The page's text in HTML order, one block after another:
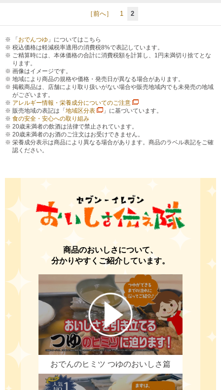
パウダースペース ラブン（店舗限定）
ソフトバンクギフト
［前へ］ 1 2
「 おでんつゆ 」についてはこちら
税込価格は軽減税率適用の消費税8%で表記しています。
ご精算時には、本体価格の合計に消費税額を計算し、1円未満切り捨てとな
ります。
画像はイメージです。
地域により商品の規格や価格・発売日が異なる場合があります。
掲載商品は、店舗により取り扱いがない場合や販売地域内でも未発売の地域
がございます。
アレルギー情報・栄養成分についてのご注意
販売地域の表記は「 地域区分表
」に基づいています。
食の安全・安心への取り組み
20歳未満者の飲酒は法律で禁止されています。
20歳未満者のお酒のご注文はお受けできません。
栄養成分表示は商品により異なる場合があります。商品のラベル表記をご確
認ください。
商品のおいしさについて、
分かりやすくご紹介しています。
おでんのヒミツ つゆのおいしさ篇